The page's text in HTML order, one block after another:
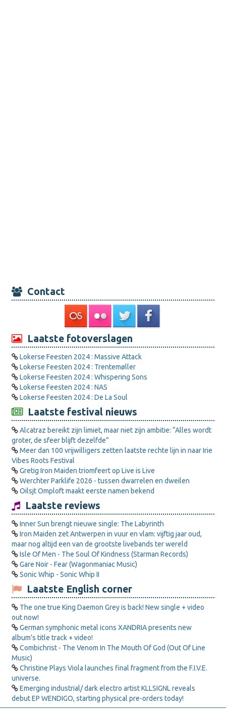
Contact
Laatste fotoverslagen
Lokerse Feesten 2024 : Massive Attack
Lokerse Feesten 2024 : Trentemøller
Lokerse Feesten 2024 : Whispering Sons
Lokerse Feesten 2024 : NAS
Lokerse Feesten 2024 : De La Soul
Laatste festival nieuws
Alcatraz bereikt zijn limiet, maar niet zijn ambitie: “Alles wordt
groter, de sfeer blijft dezelfde”
Meer dan 100 vrijwilligers zetten laatste rechte lijn in naar Irie
Vibes Roots Festival
Gretig Iron Maiden triomfeert op Live is Live
Werchter Parklife 2026 - tussen dwarrelen en dweilen
Oilsjt Omploft maakt eerste namen bekend
Laatste reviews
Inner Sun brengt nieuwe single: The Labyrinth
Iron Maiden zet Antwerpen in vuur en vlam: vijftig jaar oud,
maar nog altijd een van de grootste livebands ter wereld
Isle Of Men - The Soul Of Kindness (Starman Records)
Gare Noir - Fear (Wagonmaniac Music)
Sonic Whip - Sonic Whip II
Laatste English corner
The one true King Daemon Grey is back! New single + video
out now!
German symphonic metal icons XANDRIA presents new
album’s title track + video!
Combichrist - The Venom In The Mouth Of God (Out Of Line
Music)
Christine Plays Viola launches final fragment from the F.I.V.E.
universe.
Emerging industrial/ dark electro artist KLLSIGNL reveals
debut EP WENDIGO, starting physical pre-orders today!